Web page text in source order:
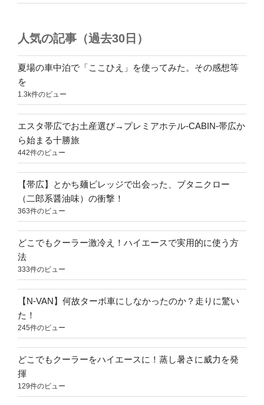
人気の記事（過去30日）
夏場の車中泊で「ここひえ」を使ってみた。その感想等
を
1.3k件のビュー
エスタ帯広でお土産選び→プレミアホテル-CABIN-帯広か
ら始まる十勝旅
442件のビュー
【帯広】とかち麺ビレッジで出会った、ブタニクロー
（二郎系醤油味）の衝撃！
363件のビュー
どこでもクーラー激冷え！ハイエースで実用的に使う方
法
333件のビュー
【N-VAN】何故ターボ車にしなかったのか？走りに驚い
た！
245件のビュー
どこでもクーラーをハイエースに！蒸し暑さに威力を発
揮
129件のビュー